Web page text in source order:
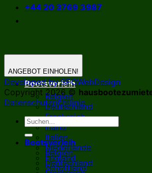
+44 20 3769 3987
Bootsverleih
Belgien
Deutschland
Frankreich
Irland
Italien
Niederlande
England
Schottland
ANGEBOT EINHOLEN!
Developed by SEOWebDesign
Copyright 2026 ©
Datenschutzrichtlinie
Bootsverleih
Belgien
Deutschland